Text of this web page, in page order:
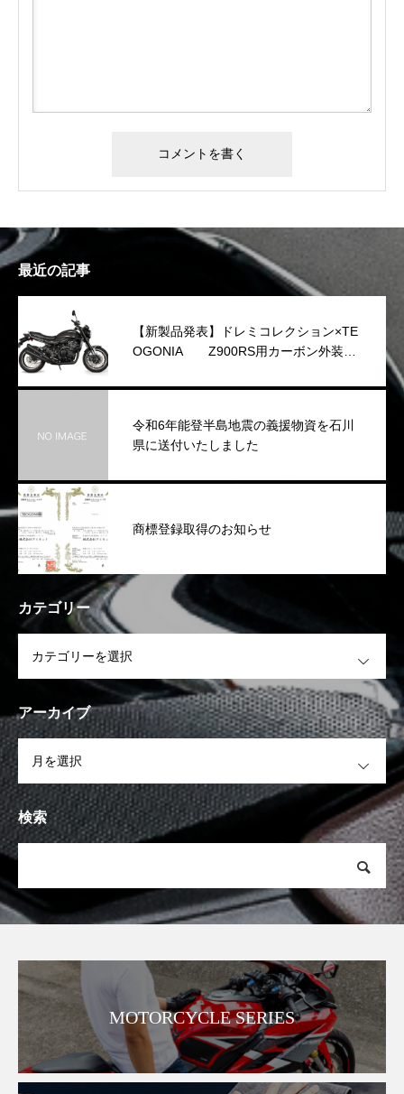
最近の記事
【新製品発表】ドレミコレクション×TE
OGONIA Z900RS用カーボン外装シ
令和6年能登半島地震の義援物資を石川
県に送付いたしました
商標登録取得のお知らせ
カテゴリー
アーカイブ
検索
MOTORCYCLE SERIES